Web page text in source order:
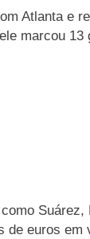
Atlanta e
marcou 13
Suárez,
de euros em